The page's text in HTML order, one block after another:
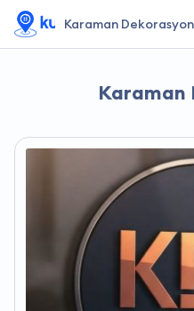
Karaman Dekorasyon
Karaman